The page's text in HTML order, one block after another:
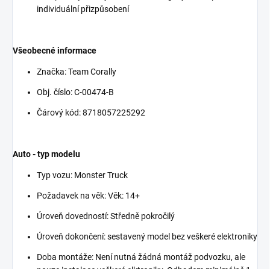
individuální přizpůsobení
Všeobecné informace
Značka: Team Corally
Obj. číslo: C-00474-B
Čárový kód: 8718057225292
Auto - typ modelu
Typ vozu: Monster Truck
Požadavek na věk: Věk: 14+
Úroveň dovedností: Středně pokročilý
Úroveň dokončení: sestavený model bez veškeré elektroniky
Doba montáže: Není nutná žádná montáž podvozku, ale